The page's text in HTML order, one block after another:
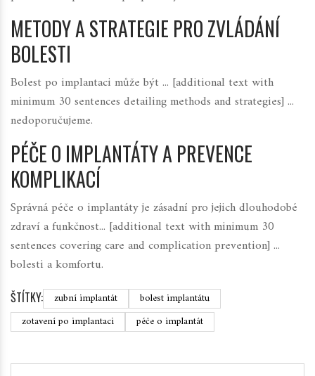
METODY A STRATEGIE PRO ZVLÁDÁNÍ
BOLESTI
Bolest po implantaci může být ... [additional text with
minimum 30 sentences detailing methods and strategies] ...
nedoporučujeme.
PÉČE O IMPLANTÁTY A PREVENCE
KOMPLIKACÍ
Správná péče o implantáty je zásadní pro jejich dlouhodobé
zdraví a funkčnost... [additional text with minimum 30
sentences covering care and complication prevention] ...
bolesti a komfortu.
ŠTÍTKY: zubní implantát
bolest implantátu
zotavení po implantaci
péče o implantát